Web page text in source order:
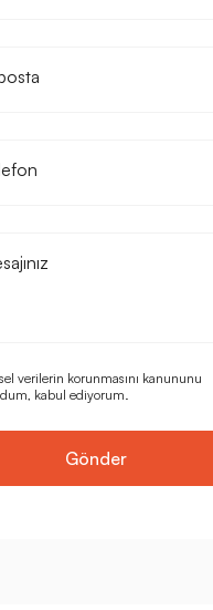
verilerin korunmasını kanununu
kabul ediyorum.
Gönder